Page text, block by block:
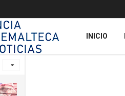
INICIO